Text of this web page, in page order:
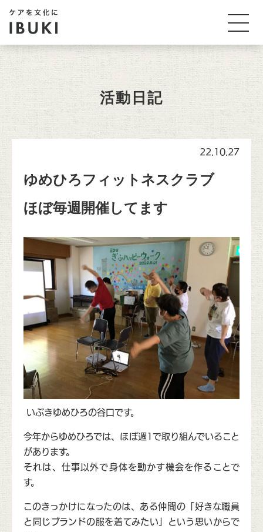
活動日記
22.10.27
ゆめひろフィットネスクラブ
ほぼ毎週開催してます
いぶきゆめひろの谷口です。
今年からゆめひろでは、ほぼ週1で取り組んでいること
があります。
それは、仕事以外で身体を動かす機会を作ることで
す。
このきっかけになったのは、ある仲間の「好きな職員
と同じブランドの服を着てみたい」という思いからで